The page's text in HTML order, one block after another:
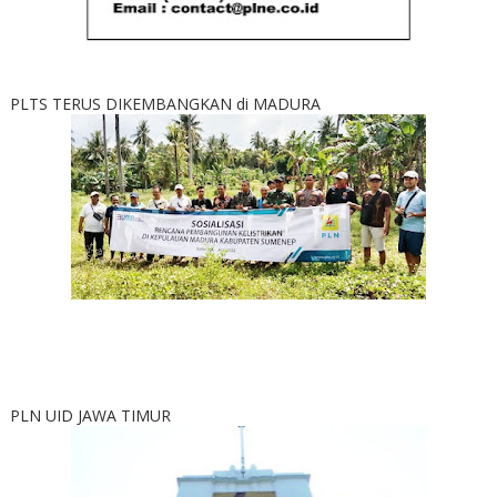
PLTS TERUS DIKEMBANGKAN di MADURA
PLN UID JAWA TIMUR